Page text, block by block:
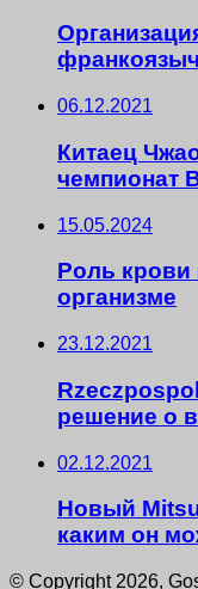
06.12.2021
Китаец
чемпионат
15.05.2024
Роль крови
организме
23.12.2021
решение о
02.12.2021
Новый
каким он
© Copyright 2026,